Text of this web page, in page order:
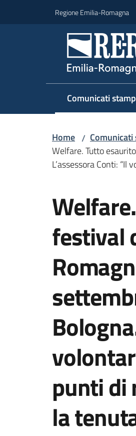
Regione Emilia-Romagna
Comunicati
Menu selezionato
Home /
Welfare. Tutto
L’assessora Conti:
festival
punti
la